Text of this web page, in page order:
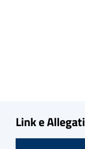
Link e Allegati